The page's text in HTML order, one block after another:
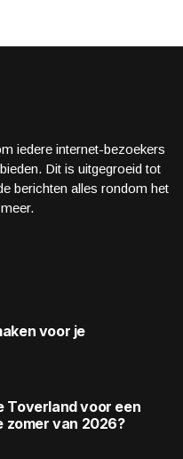
iedere internet-bezoekers
Dit is uitgegroeid tot
berichten alles rondom het
voor je
Toverland voor een
zomer van 2026?